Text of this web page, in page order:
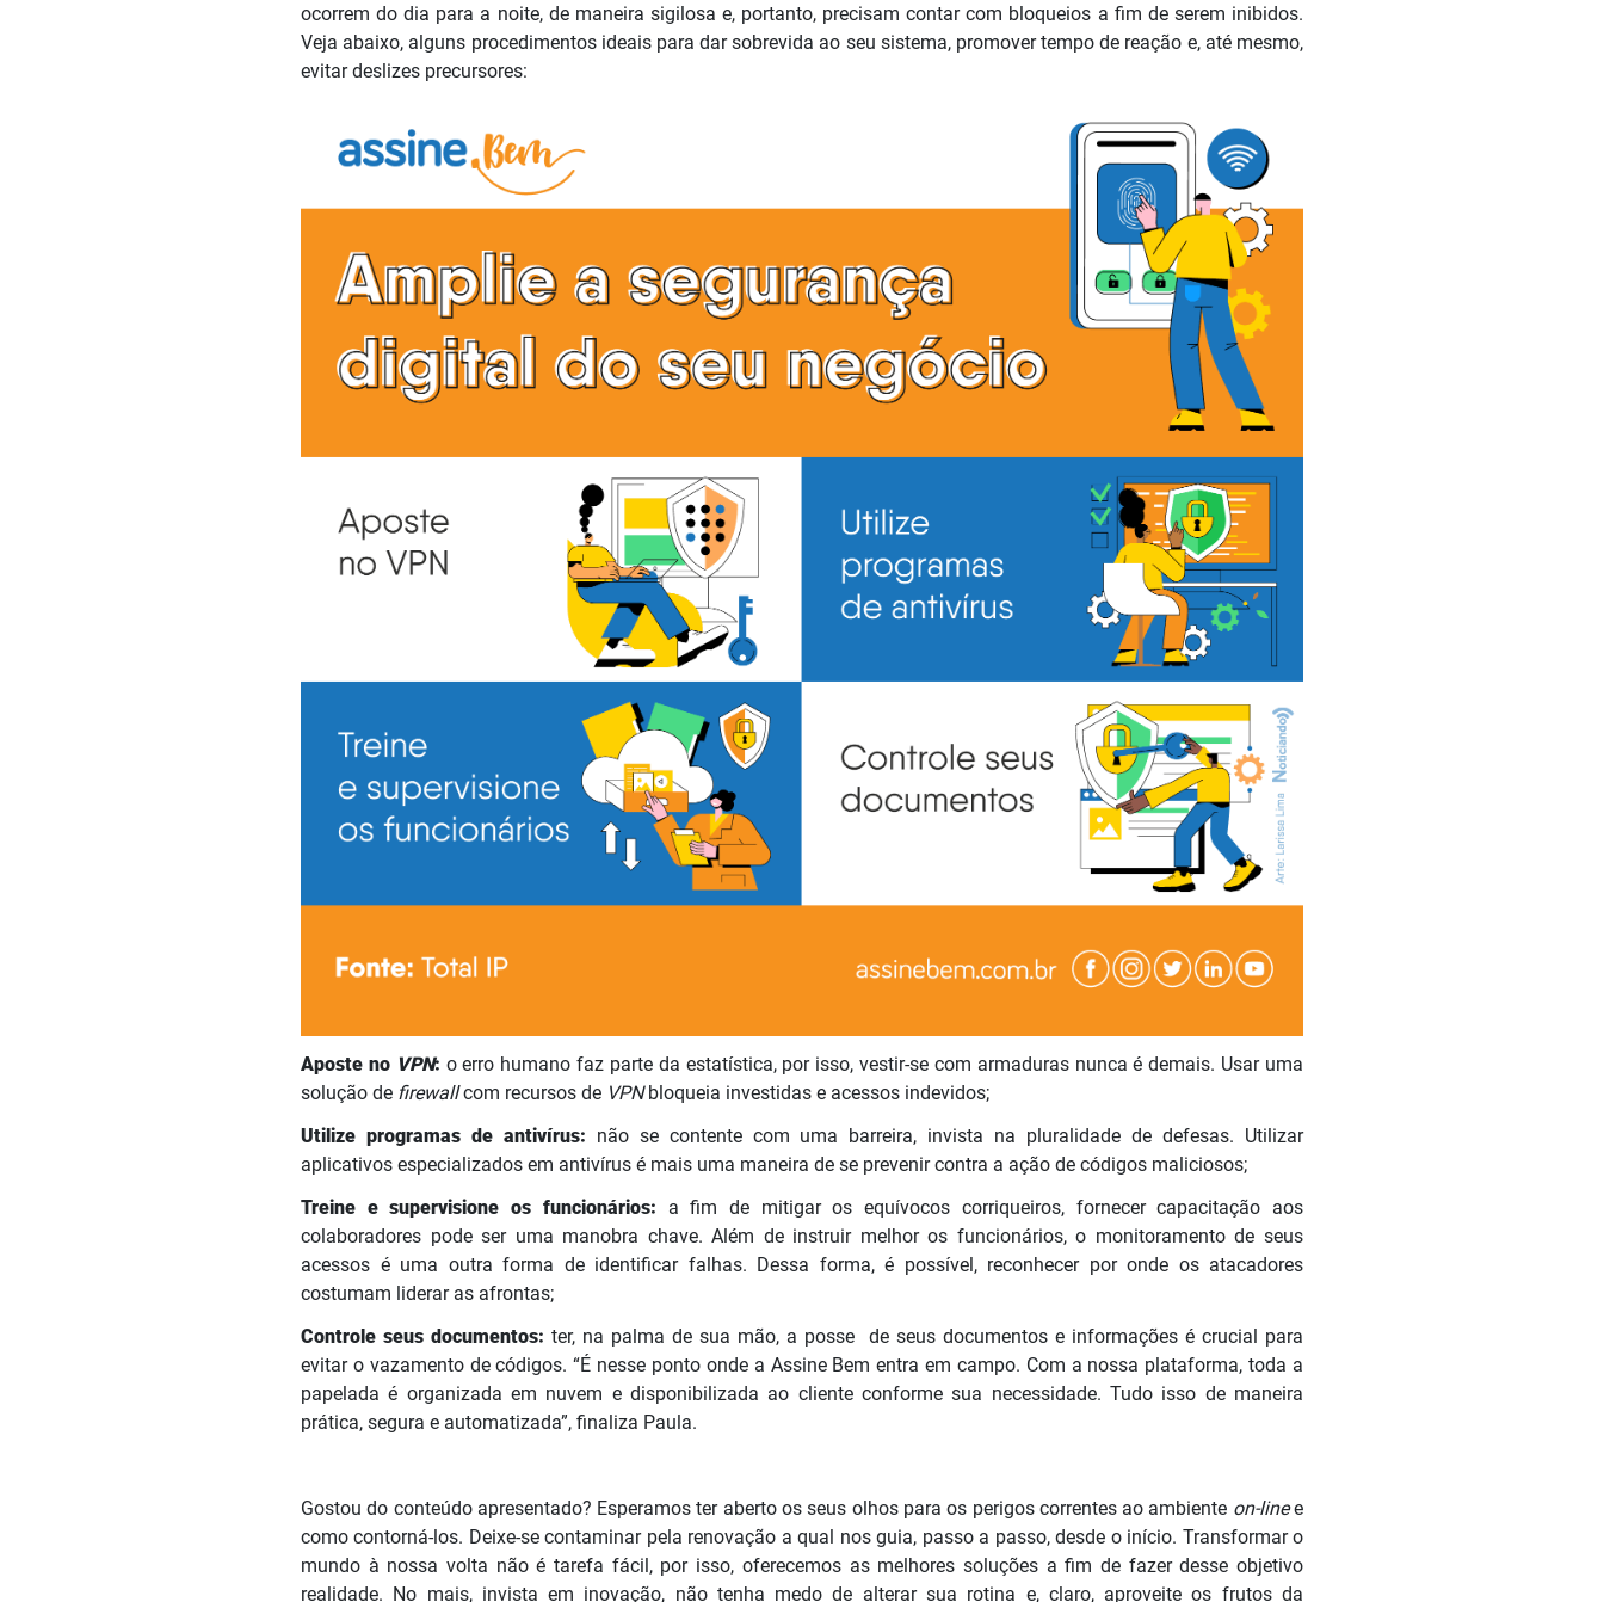
ocorrem do dia para a noite, de maneira sigilosa e, portanto, precisam contar com bloqueios a fim de serem inibidos.
Veja abaixo, alguns procedimentos ideais para dar sobrevida ao seu sistema, promover tempo de reação e, até mesmo,
evitar deslizes precursores:
Aposte no VPN: o erro humano faz parte da estatística, por isso, vestir-se com armaduras nunca é demais. Usar uma
solução de firewallcom recursos de VPNbloqueia investidas e acessos indevidos;
Utilize programas de antivírus: não se contente com uma barreira, invista na pluralidade de defesas. Utilizar
aplicativos especializados em antivírus é mais uma maneira de se prevenir contra a ação de códigos maliciosos;
Treine e supervisione os funcionários: a fim de mitigar os equívocos corriqueiros, fornecer capacitação aos
colaboradores pode ser uma manobra chave. Além de instruir melhor os funcionários, o monitoramento de seus
acessos é uma outra forma de identificar falhas. Dessa forma, é possível, reconhecer por onde os atacadores
costumam liderar as afrontas;
Controle seus documentos: ter, na palma de sua mão, a posse de seus documentos e informações é crucial para
evitar o vazamento de códigos. “É nesse ponto onde a Assine Bem entra em campo. Com a nossa plataforma, toda a
papelada é organizada em nuvem e disponibilizada ao cliente conforme sua necessidade. Tudo isso de maneira
prática, segura e automatizada”, finaliza Paula.
Gostou do conteúdo apresentado? Esperamos ter aberto os seus olhos para os perigos correntes ao ambiente on-linee
como contorná-los. Deixe-se contaminar pela renovação a qual nos guia, passo a passo, desde o início. Transformar o
mundo à nossa volta não é tarefa fácil, por isso, oferecemos as melhores soluções a fim de fazer desse objetivo
realidade. No mais, invista em inovação, não tenha medo de alterar sua rotina e, claro, aproveite os frutos da